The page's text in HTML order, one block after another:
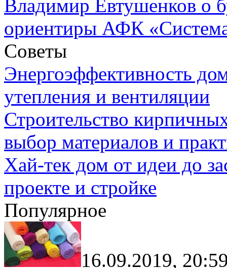
Владимир Евтушенков о
ориентиры АФК
Советы
Энергоэффективность
утепления и вентиляции
Строительство
выбор материалов и
Хай-тек дом от идеи до
проекте и стройке
Популярное
16.09.2019,